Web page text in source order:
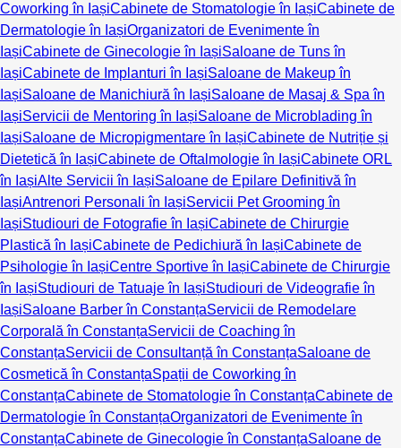
Coworking în IașiCabinete de Stomatologie în IașiCabinete de
Dermatologie în IașiOrganizatori de Evenimente în
IașiCabinete de Ginecologie în IașiSaloane de Tuns în
IașiCabinete de Implanturi în IașiSaloane de Makeup în
IașiSaloane de Manichiură în IașiSaloane de Masaj & Spa în
IașiServicii de Mentoring în IașiSaloane de Microblading în
IașiSaloane de Micropigmentare în IașiCabinete de Nutriție și
Dietetică în IașiCabinete de Oftalmologie în IașiCabinete ORL
în IașiAlte Servicii în IașiSaloane de Epilare Definitivă în
IașiAntrenori Personali în IașiServicii Pet Grooming în
IașiStudiouri de Fotografie în IașiCabinete de Chirurgie
Plastică în IașiCabinete de Pedichiură în IașiCabinete de
Psihologie în IașiCentre Sportive în IașiCabinete de Chirurgie
în IașiStudiouri de Tatuaje în IașiStudiouri de Videografie în
IașiSaloane Barber în ConstanțaServicii de Remodelare
Corporală în ConstanțaServicii de Coaching în
ConstanțaServicii de Consultanță în ConstanțaSaloane de
Cosmetică în ConstanțaSpații de Coworking în
ConstanțaCabinete de Stomatologie în ConstanțaCabinete de
Dermatologie în ConstanțaOrganizatori de Evenimente în
ConstanțaCabinete de Ginecologie în ConstanțaSaloane de